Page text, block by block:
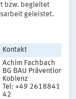
bzw. begleitet
geleistet.
Kontakt
Achim Fachbach
BG BAU Prävention
Koblenz
Tel: +49 26188411-
42